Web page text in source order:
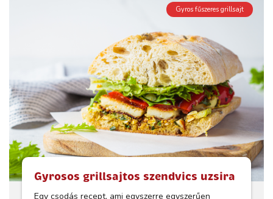
Gyrosos grillsajtos szendvics uzsira
Gyros fűszeres grillsajt
Egy csodás recept, ami egyszerre egyszerűen